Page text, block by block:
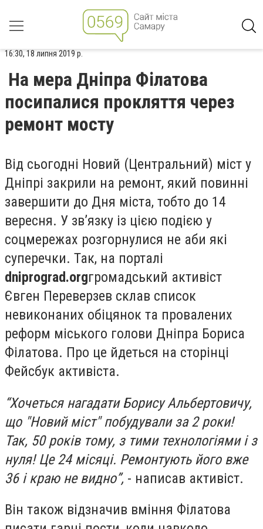
16:30, 18 липня 2019 р.
На мера Дніпра Філатова
посипалися прокляття через
ремонт мосту
Від сьогодні Новий (Центральний) міст у
Дніпрі закрили на ремонт, який повинні
завершити до Дня міста, тобто до 14
вересня. У зв’язку із цією подією у
соцмережах розгорнулися не аби які
суперечки. Так, на порталі
dniprograd.orgгромадський активіст
Євген Переверзев склав список
невиконаних обіцянок та провалених
реформ міського голови Дніпра Бориса
Філатова. Про це йдеться на сторінці
Фейсбук активіста.
“Хочеться нагадати Борису Альбертовичу,
що "Новий міст" побудували за 2 роки!
Так, 50 років тому, з тими технологіями і з
нуля! Це 24 місяці. Ремонтують його вже
36 і краю не видно”, - написав активіст.
Він також відзначив вміння Філатова